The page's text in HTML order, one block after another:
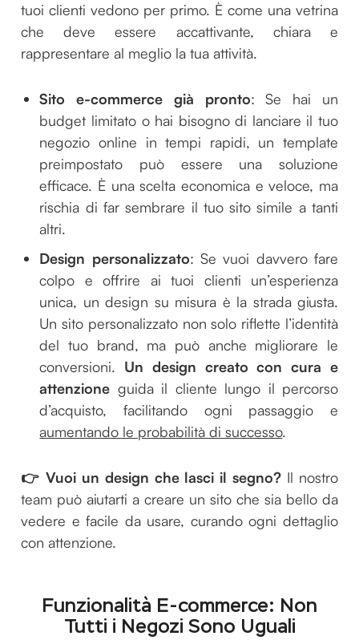
tuoi clienti vedono per primo. È come una vetrina
che deve essere accattivante, chiara e
rappresentare al meglio la tua attività.
Sito e-commerce già pronto: Se hai un
budget limitato o hai bisogno di lanciare il tuo
negozio online in tempi rapidi, un template
preimpostato può essere una soluzione
efficace. È una scelta economica e veloce, ma
rischia di far sembrare il tuo sito simile a tanti
altri.
Design personalizzato: Se vuoi davvero fare
colpo e offrire ai tuoi clienti un’esperienza
unica, un design su misura è la strada giusta.
Un sito personalizzato non solo riflette l’identità
del tuo brand, ma può anche migliorare le
conversioni. Un design creato con cura e
attenzione guida il cliente lungo il percorso
d’acquisto, facilitando ogni passaggio e
aumentando le probabilità di successo.
👉 Vuoi un design che lasci il segno? Il nostro
team può aiutarti a creare un sito che sia bello da
vedere e facile da usare, curando ogni dettaglio
con attenzione.
Funzionalità E-commerce: Non
Tutti i Negozi Sono Uguali